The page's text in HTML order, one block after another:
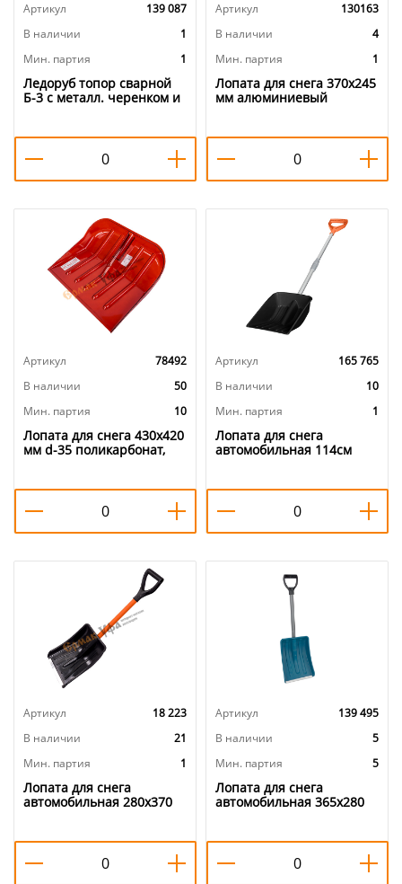
Артикул
139 087
В наличии
1
Мин. партия
1
Ледоруб топор сварной
Б-3 с металл. черенком и
Артикул
130163
В наличии
4
Мин. партия
1
Лопата для снега 370х245
мм алюминиевый
Артикул
78492
В наличии
50
Мин. партия
10
Лопата для снега 430х420
мм d-35 поликарбонат,
Артикул
165 765
В наличии
10
Мин. партия
1
Лопата для снега
автомобильная 114см
1/10
Артикул
18 223
В наличии
21
Мин. партия
1
Лопата для снега
автомобильная 280х370
морозстойкой. облетке V-
ручка Цикл, требуется
Артикул
139 495
В наличии
5
Мин. партия
5
Лопата для снега
автомобильная 365х280
алюм. планкой с метал/ч
п/о и V-ручкой, 5/5